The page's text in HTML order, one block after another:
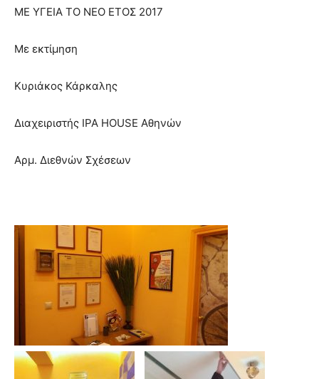
ΜΕ ΥΓΕΙΑ ΤΟ ΝΕΟ ΕΤΟΣ 2017
Με εκτίμηση
Κυριάκος Κάρκαλης
Διαχειριστής IPA HOUSE Αθηνών
Αρμ. Διεθνών Σχέσεων